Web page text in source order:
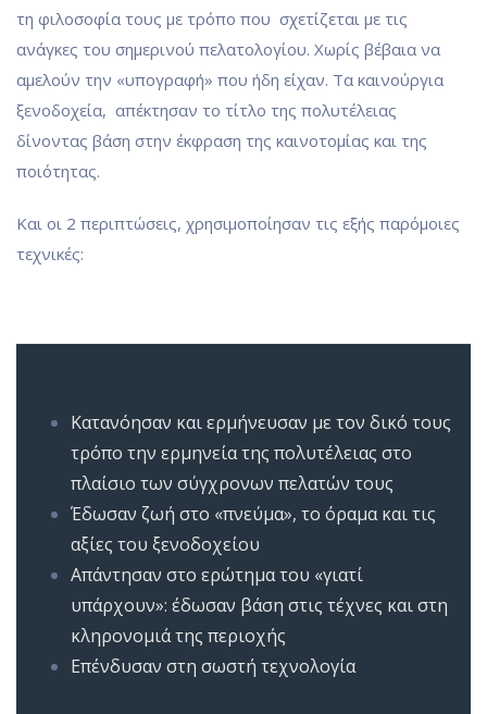
τη φιλοσοφία τους με τρόπο που σχετίζεται με τις
ανάγκες του σημερινού πελατολογίου. Χωρίς βέβαια να
αμελούν την «υπογραφή» που ήδη είχαν. Τα καινούργια
ξενοδοχεία, απέκτησαν το τίτλο της πολυτέλειας
δίνοντας βάση στην έκφραση της καινοτομίας και της
ποιότητας.
Και οι 2 περιπτώσεις, χρησιμοποίησαν τις εξής παρόμοιες
τεχνικές:
Κατανόησαν και ερμήνευσαν με τον δικό τους
τρόπο την ερμηνεία της πολυτέλειας στο
πλαίσιο των σύγχρονων πελατών τους
Έδωσαν ζωή στο «πνεύμα», το όραμα και τις
αξίες του ξενοδοχείου
Απάντησαν στο ερώτημα του «γιατί
υπάρχουν»: έδωσαν βάση στις τέχνες και στη
κληρονομιά της περιοχής
Επένδυσαν στη σωστή τεχνολογία